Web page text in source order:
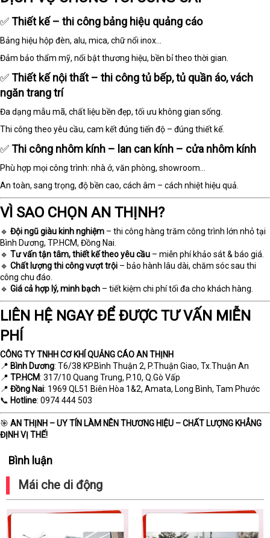
✅Thiết kế – thi công bảng hiệu quảng cáo
Bảng hiệu hộp đèn, alu, mica, chữ nổi inox...
Đảm bảo thẩm mỹ, nổi bật thương hiệu, bền bỉ theo thời gian.
✅Thiết kế nội thất – thi công tủ bếp, tủ quần áo, vách
ngăn trang trí
Đa dạng mẫu mã, chất liệu bền đẹp, tối ưu không gian sống.
Thi công theo yêu cầu, cam kết đúng tiến độ – đúng thiết kế.
✅Thi công nhôm kính – lan can kính – cửa nhôm kính
Phù hợp mọi công trình: nhà ở, văn phòng, showroom…
An toàn, sang trọng, độ bền cao, cách âm – cách nhiệt hiệu quả.
VÌ SAO CHỌN AN THỊNH?
🔹 Đội ngũ giàu kinh nghiệm – thi công hàng trăm công trình lớn nhỏ tại
Bình Dương, TP.HCM, Đồng Nai.
🔹 Tư vấn tận tâm, thiết kế theo yêu cầu – miễn phí khảo sát & báo giá.
🔹 Chất lượng thi công vượt trội – bảo hành lâu dài, chăm sóc sau thi
công chu đáo.
🔹 Giá cả hợp lý, minh bạch – tiết kiệm chi phí tối đa cho khách hàng.
LIÊN HỆ NGAY ĐỂ ĐƯỢC TƯ VẤN MIỄN
PHÍ
CÔNG TY TNHH CƠ KHÍ QUẢNG CÁO AN THỊNH
📍 Bình Dương: T6/38 KP.Bình Thuận 2, P.Thuận Giao, Tx.Thuận An
📍 TP.HCM: 317/10 Quang Trung, P.10, Q.Gò Vấp
📍 Đồng Nai: 1969 QL51 Biên Hòa 1&2, Amata, Long Bình, Tam Phước
📞 Hotline: 0974 444 503
🎯 AN THỊNH – UY TÍN LÀM NÊN THƯƠNG HIỆU – CHẤT LƯỢNG KHẲNG
ĐỊNH VỊ THẾ!
Bình luận
Mái che di động